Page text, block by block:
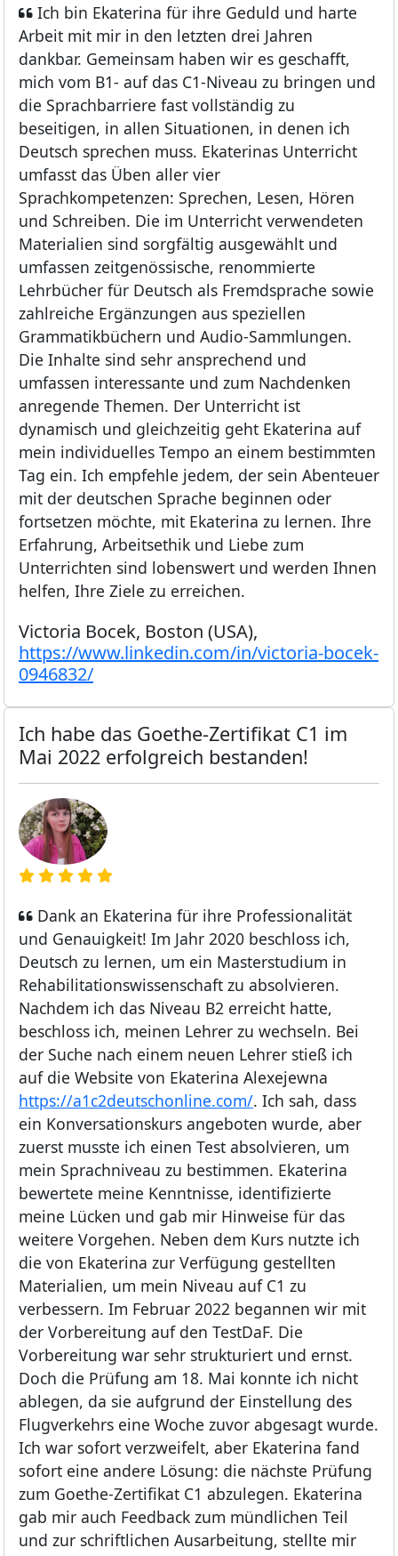
Ich bin Ekaterina für ihre Geduld und harte
Arbeit mit mir in den letzten drei Jahren
dankbar. Gemeinsam haben wir es geschafft,
mich vom B1- auf das C1-Niveau zu bringen und
die Sprachbarriere fast vollständig zu
beseitigen, in allen Situationen, in denen ich
Deutsch sprechen muss. Ekaterinas Unterricht
umfasst das Üben aller vier
Sprachkompetenzen: Sprechen, Lesen, Hören
und Schreiben. Die im Unterricht verwendeten
Materialien sind sorgfältig ausgewählt und
umfassen zeitgenössische, renommierte
Lehrbücher für Deutsch als Fremdsprache sowie
zahlreiche Ergänzungen aus speziellen
Grammatikbüchern und Audio-Sammlungen.
Die Inhalte sind sehr ansprechend und
umfassen interessante und zum Nachdenken
anregende Themen. Der Unterricht ist
dynamisch und gleichzeitig geht Ekaterina auf
mein individuelles Tempo an einem bestimmten
Tag ein. Ich empfehle jedem, der sein Abenteuer
mit der deutschen Sprache beginnen oder
fortsetzen möchte, mit Ekaterina zu lernen. Ihre
Erfahrung, Arbeitsethik und Liebe zum
Unterrichten sind lobenswert und werden Ihnen
helfen, Ihre Ziele zu erreichen.
Victoria Bocek, Boston (USA),
https://www.linkedin.com/in/victoria-bocek-
0946832/
Ich habe das Goethe-Zertifikat C1 im
Mai 2022 erfolgreich bestanden!
Dank an Ekaterina für ihre Professionalität
und Genauigkeit! Im Jahr 2020 beschloss ich,
Deutsch zu lernen, um ein Masterstudium in
Rehabilitationswissenschaft zu absolvieren.
Nachdem ich das Niveau B2 erreicht hatte,
beschloss ich, meinen Lehrer zu wechseln. Bei
der Suche nach einem neuen Lehrer stieß ich
auf die Website von Ekaterina Alexejewna
https://a1c2deutschonline.com/. Ich sah, dass
ein Konversationskurs angeboten wurde, aber
zuerst musste ich einen Test absolvieren, um
mein Sprachniveau zu bestimmen. Ekaterina
bewertete meine Kenntnisse, identifizierte
meine Lücken und gab mir Hinweise für das
weitere Vorgehen. Neben dem Kurs nutzte ich
die von Ekaterina zur Verfügung gestellten
Materialien, um mein Niveau auf C1 zu
verbessern. Im Februar 2022 begannen wir mit
der Vorbereitung auf den TestDaF. Die
Vorbereitung war sehr strukturiert und ernst.
Doch die Prüfung am 18. Mai konnte ich nicht
ablegen, da sie aufgrund der Einstellung des
Flugverkehrs eine Woche zuvor abgesagt wurde.
Ich war sofort verzweifelt, aber Ekaterina fand
sofort eine andere Lösung: die nächste Prüfung
zum Goethe-Zertifikat C1 abzulegen. Ekaterina
gab mir auch Feedback zum mündlichen Teil
und zur schriftlichen Ausarbeitung, stellte mir